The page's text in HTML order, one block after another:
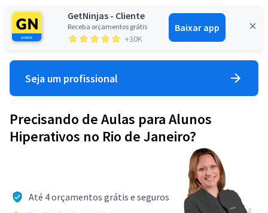
GetNinjas - Cliente
Receba orçamentos grátis
+30K
Baixar app
Entrar
Seja um profissional
Precisando de Aulas para Alunos
Hiperativos no Rio de Janeiro?
Até 4 orçamentos grátis e seguros